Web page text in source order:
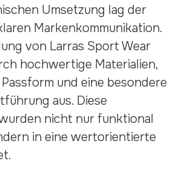
Umsetzung lag der
Markenkommunikation.
von Larras Sport Wear
hochwertige Materialien,
und eine besondere
aus. Diese
nicht nur funktional
in eine wertorientierte